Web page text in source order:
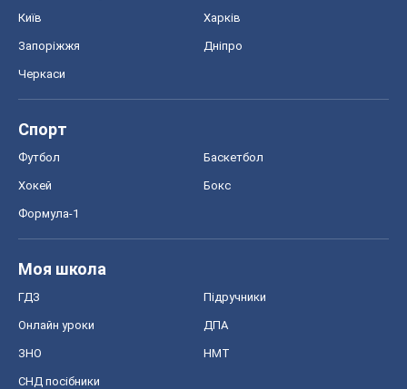
Київ Харків
Запоріжжя Дніпро
Черкаси
Спорт
Футбол Баскетбол
Хокей Бокс
Формула-1
Моя школа
ГДЗ Підручники
Онлайн уроки ДПА
ЗНО НМТ
СНД посібники